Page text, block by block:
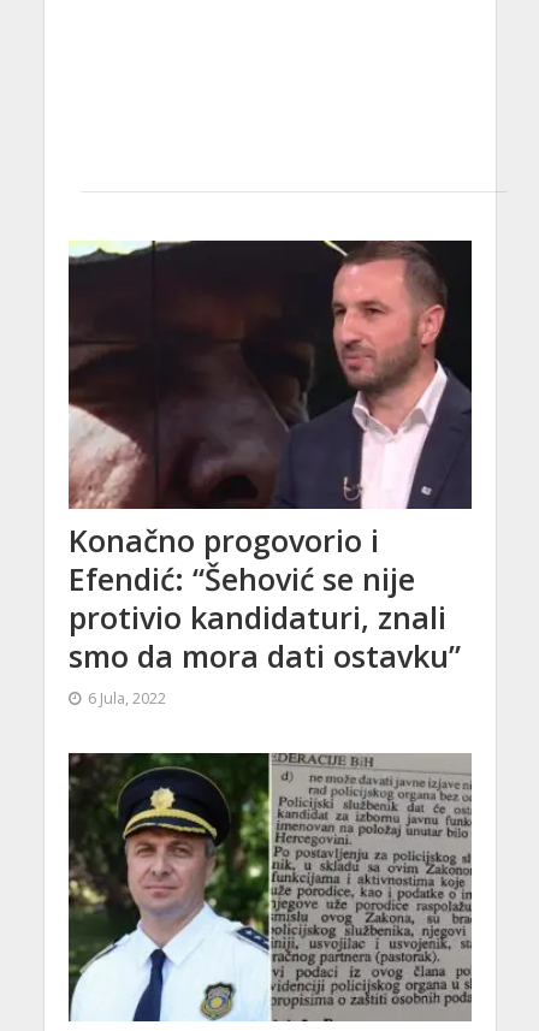
Konačno progovorio i
Efendić: “Šehović se nije
protivio kandidaturi, znali
smo da mora dati ostavku”
6 Jula, 2022